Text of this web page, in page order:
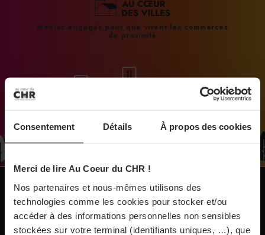
Consentement Détails À propos des cookies
Merci de lire Au Coeur du CHR !
Nos partenaires et nous-mêmes utilisons des
technologies comme les cookies pour stocker et/ou
accéder à des informations personnelles non sensibles
stockées sur votre terminal (identifiants uniques, …), que
31/07/2026
La Liste : La Réserve Paris de nouveau meilleur
maison de collectionneur
31/07/2026
Vins fins : la Chine affiche ses ambitions
31/07/2026
Médias engagés pour que vivent les commerces
de proximité
NOS PUBLICATIONS